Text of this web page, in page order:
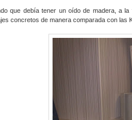
que debía tener un oído de madera, a
concretos de manera comparada con las